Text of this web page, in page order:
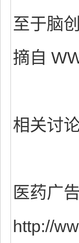
至于脑
摘自
相关讨论
医药广
http://